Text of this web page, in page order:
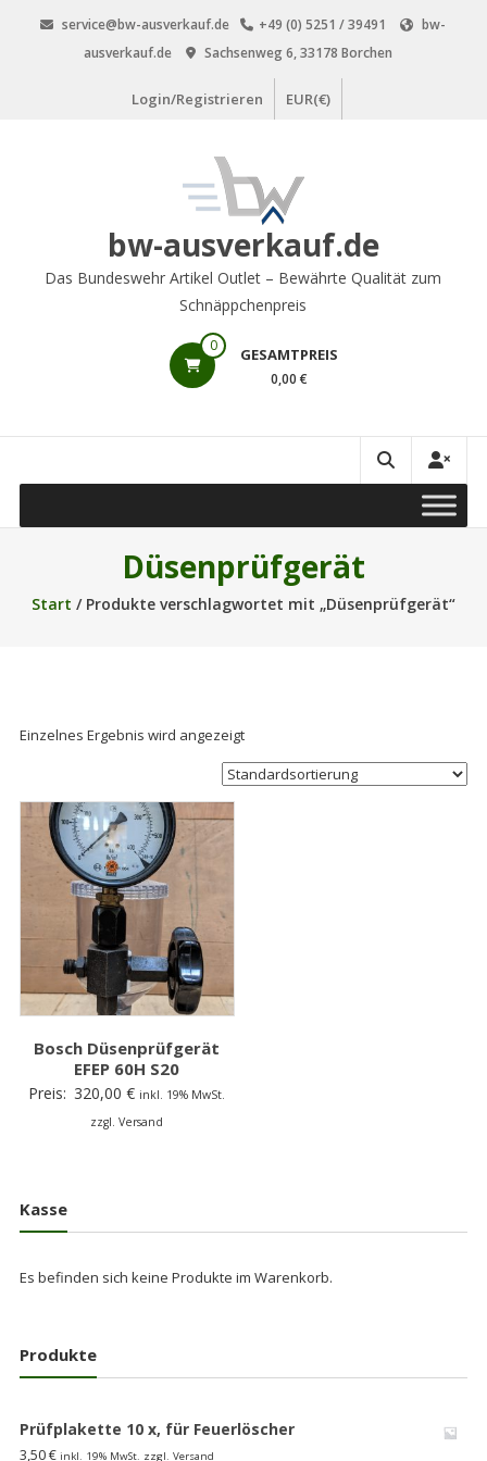
service@bw-ausverkauf.de +49 (0) 5251 / 39491
bw-
ausverkauf.de
Sachsenweg 6, 33178 Borchen
Login/Registrieren EUR(€)
bw-ausverkauf.de
Das Bundeswehr Artikel Outlet – Bewährte Qualität zum
Schnäppchenpreis
0 GESAMTPREIS
0,00 €
Düsenprüfgerät
Start / Produkte verschlagwortet mit „Düsenprüfgerät“
Einzelnes Ergebnis wird angezeigt
Bosch Düsenprüfgerät
EFEP 60H S20
Preis: 320,00€ inkl. 19% MwSt.
zzgl. Versand
Kasse
Es befinden sich keine Produkte im Warenkorb.
Produkte
Prüfplakette 10 x, für Feuerlöscher
3,50€ inkl. 19% MwSt. zzgl. Versand